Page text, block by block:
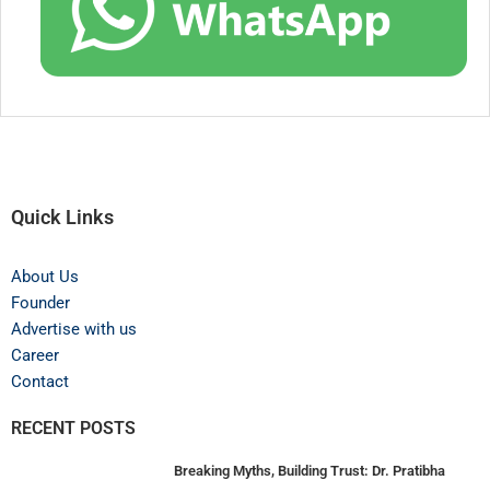
Quick Links
About Us
Founder
Advertise with us
Career
Contact
RECENT POSTS
Breaking Myths, Building Trust: Dr. Pratibha